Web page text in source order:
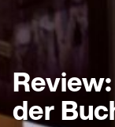
der